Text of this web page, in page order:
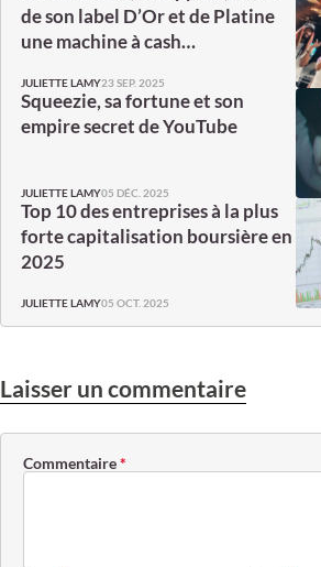
de son label D’Or et de Platine
une machine à cash…
JULIETTE LAMY23 SEP. 2025
Squeezie, sa fortune et son
empire secret de YouTube
JULIETTE LAMY05 DÉC. 2025
Top 10 des entreprises à la plus
forte capitalisation boursière en
2025
JULIETTE LAMY05 OCT. 2025
Laisser un commentaire
Commentaire*